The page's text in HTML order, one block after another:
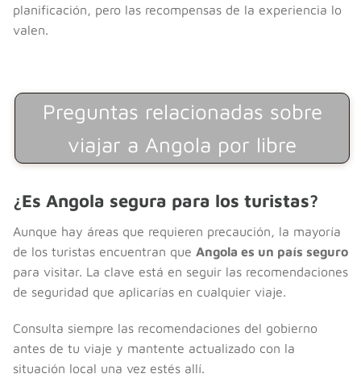
planificación, pero las recompensas de la experiencia lo
valen.
Preguntas relacionadas sobre
viajar a Angola por libre
¿Es Angola segura para los turistas?
Aunque hay áreas que requieren precaución, la mayoría
de los turistas encuentran que Angola es un país seguro
para visitar. La clave está en seguir las recomendaciones
de seguridad que aplicarías en cualquier viaje.
Consulta siempre las recomendaciones del gobierno
antes de tu viaje y mantente actualizado con la
situación local una vez estés allí.